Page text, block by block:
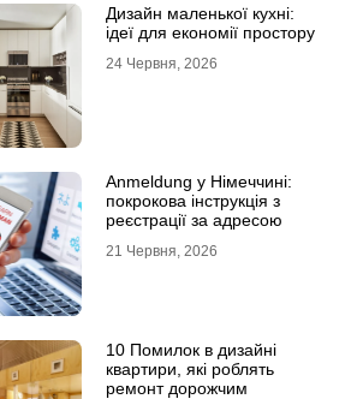
Дизайн маленької кухні:
ідеї для економії простору
24 Червня, 2026
Anmeldung у Німеччині:
покрокова інструкція з
реєстрації за адресою
21 Червня, 2026
10 Помилок в дизайні
квартири, які роблять
ремонт дорожчим